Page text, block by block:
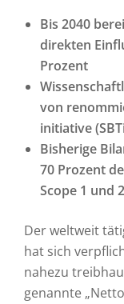
Bis 2040
direkten
Prozent
von
initiative
Bisherige
70 Prozent
Scope 1 und
Der weltweit
hat sich
nahezu
genannte